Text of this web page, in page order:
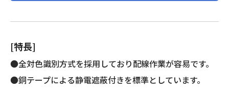
[特長]
●全対色識別方式を採用しており配線作業が容易です。
●銅テープによる静電遮蔽付きを標準としています。